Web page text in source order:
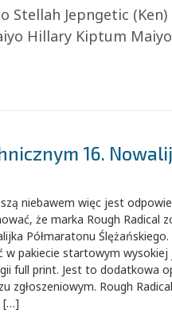
Stellah Jepngetic (Ken)
Hillary Kiptum Maiyo
16.
niebawem więc jest
że marka Rough Radical
Półmaratonu
w pakiecie startowym wysokiej
full print. Jest to dodatkowa
zgłoszeniowym. Rough
[…]